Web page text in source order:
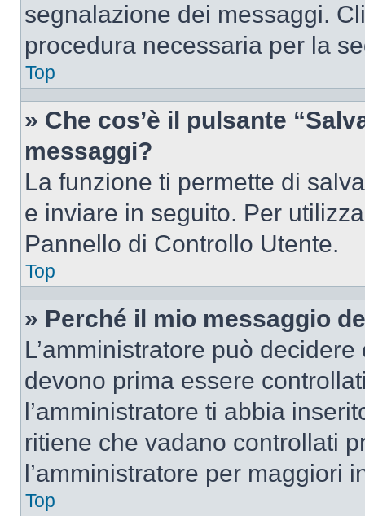
segnalazione dei messaggi.
procedura necessaria per la
Top
» Che cos’è il pulsante
messaggi?
La funzione ti permette di
e inviare in seguito. Per
Pannello di Controllo Utente.
Top
» Perché il mio messaggio
L’amministratore può
devono prima essere
l’amministratore ti abbia
ritiene che vadano controllati
l’amministratore per maggiori
Top